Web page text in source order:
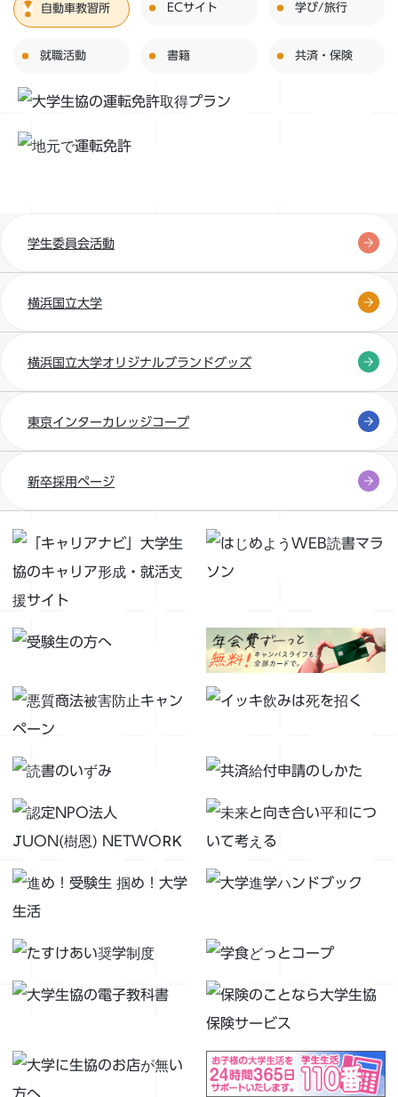
自動車教習所 ECサイト 学び/旅行
就職活動 書籍 共済・保険
学生委員会活動
横浜国立大学
横浜国立大学オリジナルブランドグッズ
東京インターカレッジコープ
新卒採用ページ